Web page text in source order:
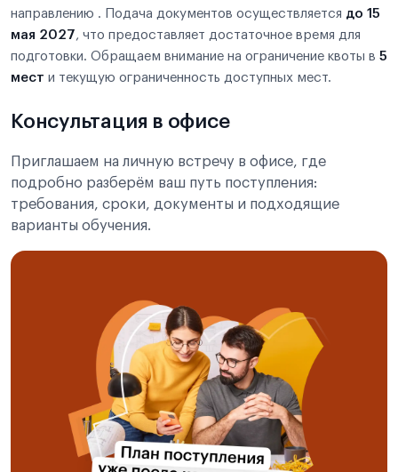
направлению . Подача документов осуществляется до 15
мая 2027, что предоставляет достаточное время для
подготовки. Обращаем внимание на ограничение квоты в 5
мест и текущую ограниченность доступных мест.
Консультация в офисе
Приглашаем на личную встречу в офисе, где
подробно разберём ваш путь поступления:
требования, сроки, документы и подходящие
варианты обучения.